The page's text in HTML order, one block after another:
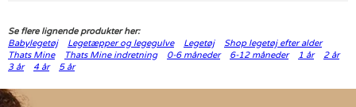
Se flere lignende produkter her:
Babylegetøj
Legetæpper og legegulve Legetøj
Shop legetøj efter alder
Thats Mine
Thats Mine indretning 0-6 måneder 6-12 måneder 1 år
2 år
3 år
4 år 5 år